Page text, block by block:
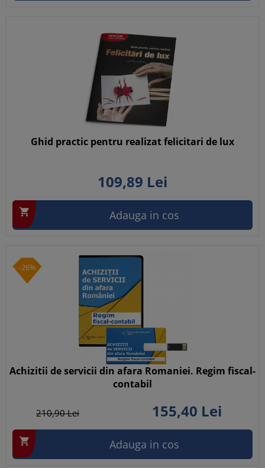
Ghid practic pentru realizat felicitari de lux
109,89 Lei
 Adauga in cos
-26%
Achizitii de servicii din afara Romaniei. Regim fiscal-
contabil
210,90Lei 155,40 Lei
 Adauga in cos